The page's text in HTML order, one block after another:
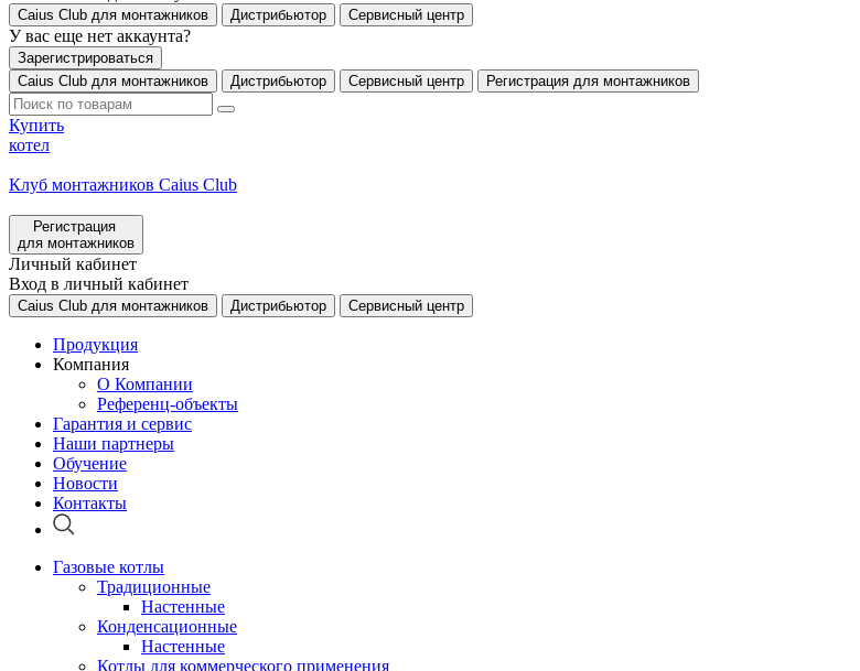
Caius Club для монтажников Дистрибьютор Сервисный центр
У вас еще нет аккаунта?
Зарегистрироваться
Caius Club для монтажников
Дистрибьютор Сервисный центр Регистрация для монтажников
Купить
котел
Клуб монтажников Caius Club
Регистрация
для монтажников
Личный кабинет
Вход в личный кабинет
Caius Club для монтажников Дистрибьютор Сервисный центр
Продукция
Компания
О Компании
Референц-объекты
Гарантия и сервис
Наши партнеры
Обучение
Новости
Контакты
Газовые котлы
Традиционные
Настенные
Конденсационные
Настенные
Котлы для коммерческого применения